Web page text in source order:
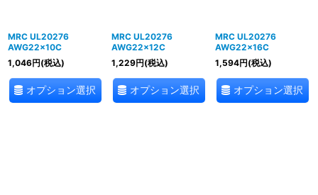
MRC UL20276
AWG22×10C
1,046円(税込)
オプション選択
MRC UL20276
AWG22×12C
1,229円(税込)
オプション選択
MRC UL20276
AWG22×16C
1,594円(税込)
オプション選択